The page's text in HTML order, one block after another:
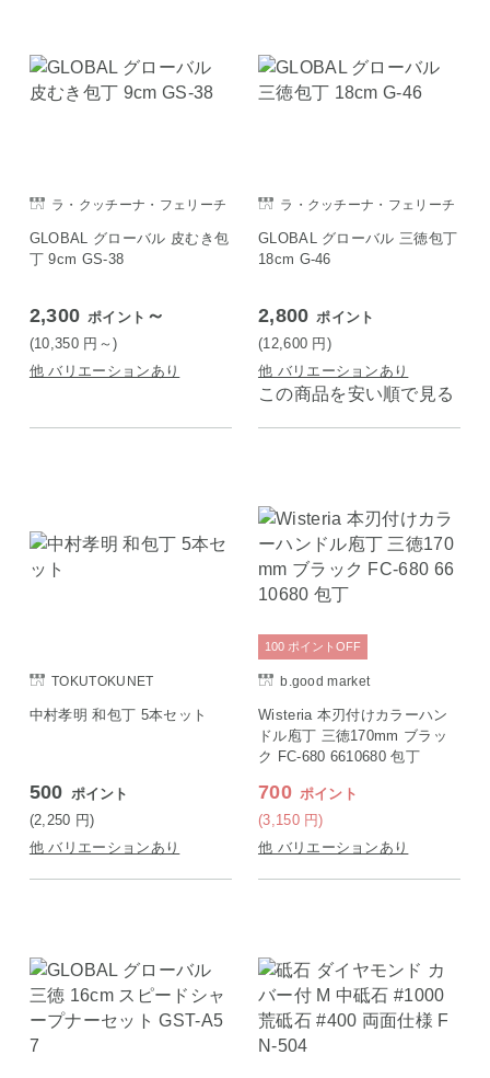
ラ・クッチーナ・フェリーチ
GLOBAL グローバル 皮むき包
丁 9cm GS-38
2,300 ポイント ～
(10,350 円 ～)
他 バリエーションあり
ラ・クッチーナ・フェリーチ
GLOBAL グローバル 三徳包丁
18cm G-46
2,800 ポイント
(12,600 円 )
他 バリエーションあり
この商品を安い順で見る
TOKUTOKUNET
中村孝明 和包丁 5本セット
500 ポイント
(2,250 円)
他 バリエーションあり
b.good market
Wisteria 本刃付けカラーハン
ドル庖丁 三徳170mm ブラッ
ク FC-680 6610680 包丁
700 ポイント
(3,150 円)
100 ポイント OFF
他 バリエーションあり